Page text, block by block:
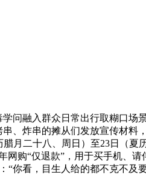
融入群众日常出行取糊口场
、炸串的摊从们发放宣传材料
月二十八、周日）至23日（夏
购“仅退款”，用于买手机、
你看，目生人给的都不克不及